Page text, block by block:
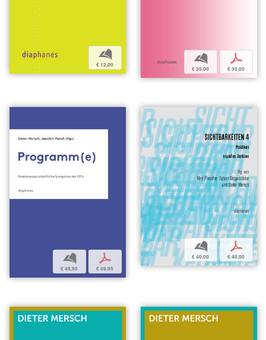
b
€ 12,00 b
€ 35,00
p
€ 35,00
b
€ 49,95
p
€ 49,95
b
€ 40,00
p
€ 40,00